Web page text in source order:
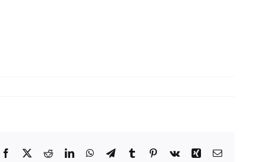
Facebook
X RedditLinkedInWhatsApp
TelegramTumblrPinterest
Vk Xing Correo